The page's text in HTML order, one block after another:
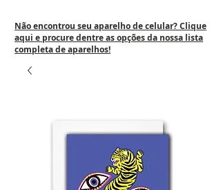
Não encontrou seu aparelho de celular? Clique
aqui e procure dentre as opções da nossa lista
completa de aparelhos!